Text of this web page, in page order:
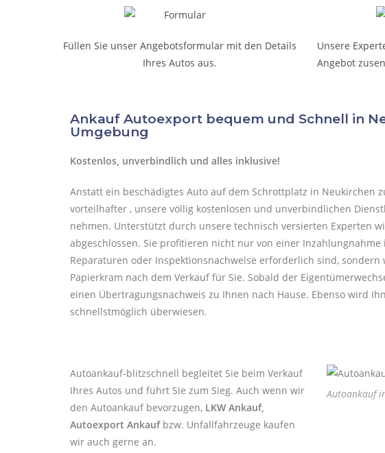
Füllen Sie unser Angebotsformular mit den Details
Ihres Autos aus.
Unsere
Angebot
Ankauf Autoexport bequem und Schnell in
Umgebung
Kostenlos, unverbindlich und alles inklusive!
Anstatt ein beschädigtes Auto auf dem Schrottplatz in Neukirchen
vorteilhafter , unsere völlig kostenlosen und unverbindlichen
nehmen. Unterstützt durch unsere technisch versierten Experten
abgeschlossen. Sie profitieren nicht nur von einer Inzahlungnahme
Reparaturen oder Inspektionsnachweise erforderlich sind,
Papierkram nach dem Verkauf für Sie. Sobald der
einen Übertragungsnachweis zu Ihnen nach Hause. Ebenso wird
schnellstmöglich überwiesen.
Autoankauf
Autoankauf-blitzschnell begleitet Sie beim Verkauf
Ihres Autos und führt Sie zum Sieg. Auch wenn wir
den Autoankauf bevorzugen, LKW Ankauf,
Autoexport Ankaufbzw. Unfallfahrzeuge kaufen
wir auch gerne an.